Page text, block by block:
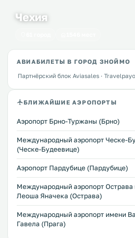
Чехия
АВИАБИЛЕТЫ В ГОРОД ЗНОЙМО
Партнёрский блок Aviasales ·
БЛИЖАЙШИЕ АЭРОПОРТЫ
Аэропорт Брно-Туржаны (Брно)
Международный аэропорт Ческе-
(Ческе-Будеевице)
Аэропорт Пардубице (Пардубице)
Международный аэропорт Острава
Леоша Яначека (Острава)
Международный аэропорт имени
Гавела (Прага)